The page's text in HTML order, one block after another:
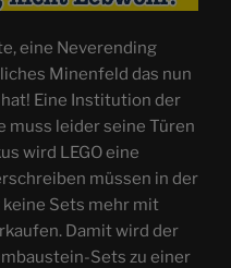
eine Neverending
Minenfeld das nun
Eine Institution der
leider seine Türen
wird LEGO eine
müssen in der
Sets mehr mit
Damit wird der
Sets zu einer